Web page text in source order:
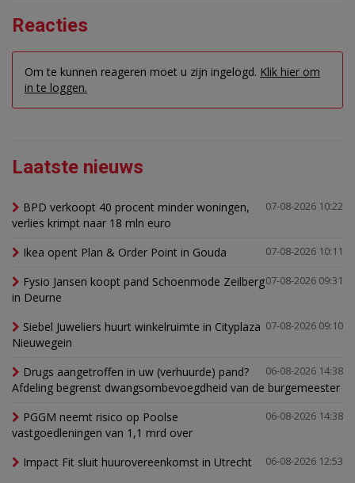
Reacties
Om te kunnen reageren moet u zijn ingelogd. Klik hier om
in te loggen.
Laatste nieuws
07-08-2026 10:22
BPD verkoopt 40 procent minder woningen,
verlies krimpt naar 18 mln euro
07-08-2026 10:11
Ikea opent Plan & Order Point in Gouda
07-08-2026 09:31
Fysio Jansen koopt pand Schoenmode Zeilberg
in Deurne
07-08-2026 09:10
Siebel Juweliers huurt winkelruimte in Cityplaza
Nieuwegein
06-08-2026 14:38
Drugs aangetroffen in uw (verhuurde) pand?
Afdeling begrenst dwangsombevoegdheid van de burgemeester
06-08-2026 14:38
PGGM neemt risico op Poolse
vastgoedleningen van 1,1 mrd over
06-08-2026 12:53
Impact Fit sluit huurovereenkomst in Utrecht